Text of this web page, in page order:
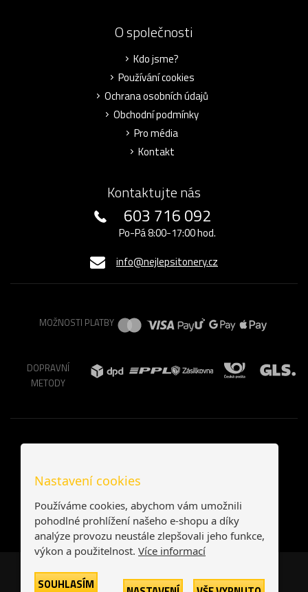
O společnosti
Kdo jsme?
Používání cookies
Ochrana osobních údajů
Obchodní podmínky
Pro média
Kontakt
Kontaktujte nás
603 716 092
Po-Pá 8:00-17:00 hod.
info@nejlepsitonery.cz
MOŽNOSTI PLATBY
DOPRAVNÍ
METODY
Česká republika Slovensko
Nastavení cookies
Používáme cookies, abychom vám umožnili
pohodlné prohlížení našeho e-shopu a díky
analýze provozu neustále zlepšovali jeho funkce,
výkon a použitelnost. Více informací
SOUHLASÍM